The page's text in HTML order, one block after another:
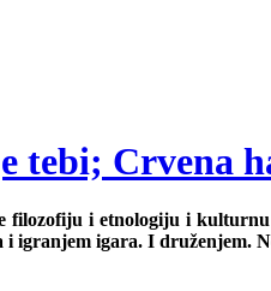
tebi; Crvena
i etnologiju i
igranjem igara. I druženjem.